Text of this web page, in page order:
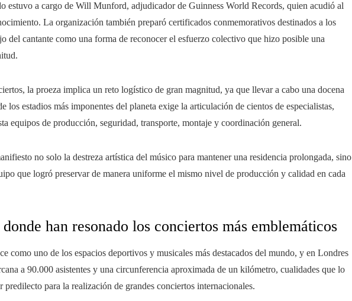
estuvo a cargo de Will Munford, adjudicador de Guinness World Records, quien acudió al
La organización también preparó certificados conmemorativos destinados a los
del cantante como una forma de reconocer el esfuerzo colectivo que hizo posible una
la proeza implica un reto logístico de gran magnitud, ya que llevar a cabo una docena
los estadios más imponentes del planeta exige la articulación de cientos de especialistas,
equipos de producción, seguridad, transporte, montaje y coordinación general.
no solo la destreza artística del músico para mantener una residencia prolongada, sino
que logró preservar de manera uniforme el mismo nivel de producción y calidad en cada
han resonado los conciertos más emblemáticos
como uno de los espacios deportivos y musicales más destacados del mundo, y en Londres
a 90.000 asistentes y una circunferencia aproximada de un kilómetro, cualidades que lo
para la realización de grandes conciertos internacionales.